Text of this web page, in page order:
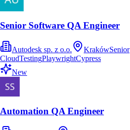
Senior Software QA Engineer
Autodesk sp. z o.o. KrakówSenior
CloudTestingPlaywrightCypress
New
Automation QA Engineer